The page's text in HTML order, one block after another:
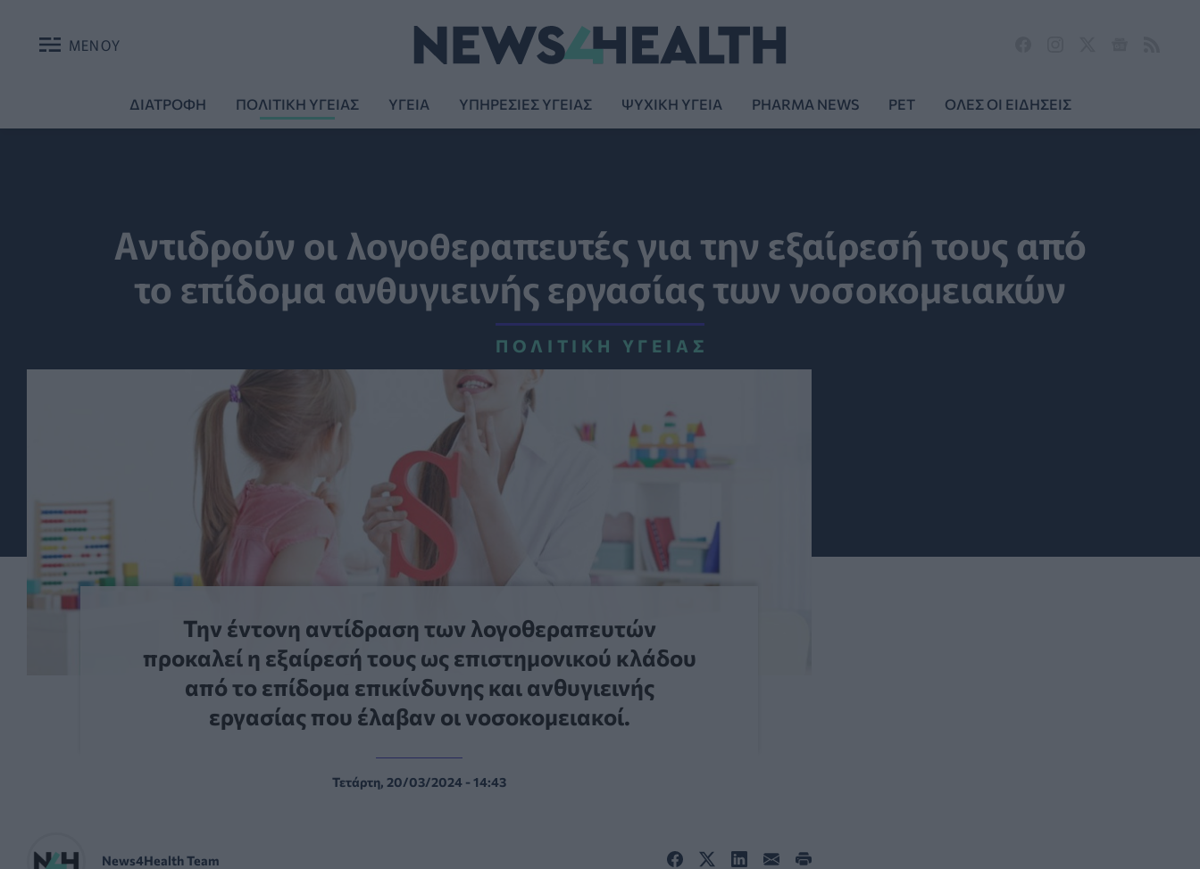
ΜΕΝΟΥ
ΔΙΑΤΡΟΦΗ ΠΟΛΙΤΙΚΗ ΥΓΕΙΑΣ ΥΓΕΙΑ ΥΠΗΡΕΣΙΕΣ ΥΓΕΙΑΣ ΨΥΧΙΚΗ ΥΓΕΙΑ PHARMA NEWS PET ΟΛΕΣ ΟΙ ΕΙΔΗΣΕΙΣ
Αντιδρούν οι λογοθεραπευτές για την εξαίρεσή τους από
το επίδομα ανθυγιεινής εργασίας των νοσοκομειακών
ΠΟΛΙΤΙΚΉ ΥΓΕΊΑΣ
Την έντονη αντίδραση των λογοθεραπευτών
προκαλεί η εξαίρεσή τους ως επιστημονικού κλάδου
από το επίδομα επικίνδυνης και ανθυγιεινής
εργασίας που έλαβαν οι νοσοκομειακοί.
Τετάρτη, 20/03/2024 - 14:43
News4Health Team